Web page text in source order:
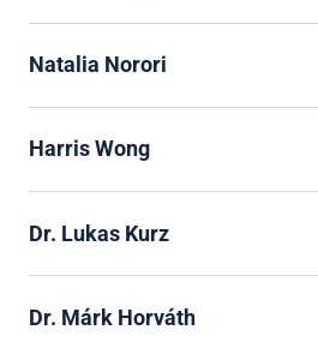
Natalia Norori
Harris Wong
Dr. Lukas Kurz
Dr. Márk Horváth